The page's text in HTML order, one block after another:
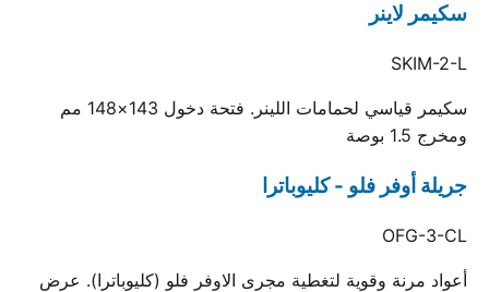
سكيمر لاينر
SKIM-2-L
سكيمر قياسي لحمامات اللينر. فتحة دخول 143×148 مم
ومخرج 1.5 بوصة
جريلة أوفر فلو - كليوباترا
OFG-3-CL
أعواد مرنة وقوية لتغطية مجرى الاوفر فلو (كليوباترا). عرض